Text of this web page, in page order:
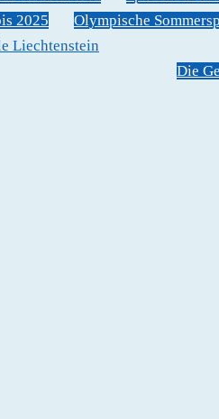
2025
Olympische
Liechtenstein
Die